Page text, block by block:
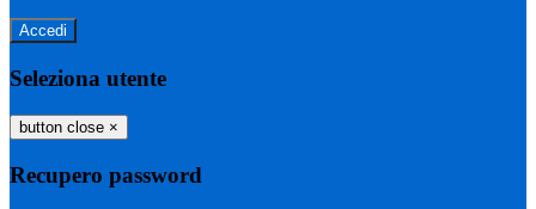
Seleziona utente
button close ×
Recupero password